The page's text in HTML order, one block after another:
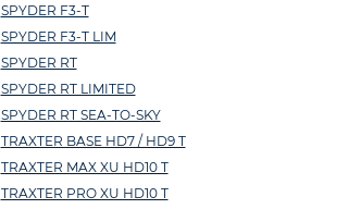
SPYDER F3-T
SPYDER F3-T LIM
SPYDER RT
SPYDER RT LIMITED
SPYDER RT SEA-TO-SKY
TRAXTER BASE HD7 / HD9 T
TRAXTER MAX XU HD10 T
TRAXTER PRO XU HD10 T